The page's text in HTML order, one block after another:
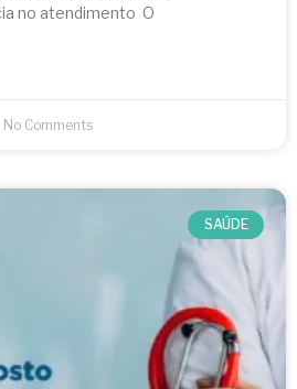
no atendimento O
No Comments
SAÚDE